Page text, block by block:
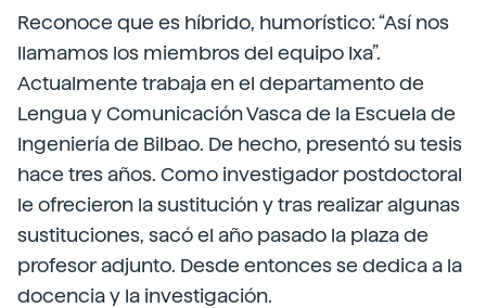
Reconoce que es híbrido, humorístico: “Así nos
llamamos los miembros del equipo Ixa”.
Actualmente trabaja en el departamento de
Lengua y Comunicación Vasca de la Escuela de
Ingeniería de Bilbao. De hecho, presentó su tesis
hace tres años. Como investigador postdoctoral
le ofrecieron la sustitución y tras realizar algunas
sustituciones, sacó el año pasado la plaza de
profesor adjunto. Desde entonces se dedica a la
docencia y la investigación.